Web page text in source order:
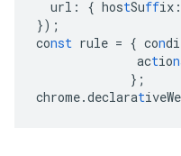
url : { hostSuffix :
});
const rule = { condi
actio
} ;
chrome.declarat